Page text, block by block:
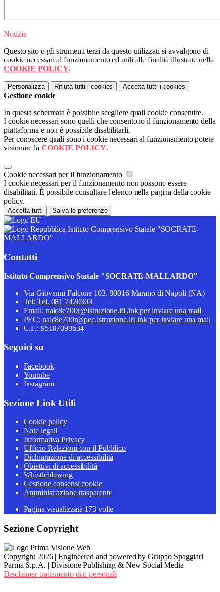
Notizie
Questo sito o gli strumenti terzi da questo utilizzati si avvalgono di
cookie necessari al funzionamento ed utili alle finalità illustrate nella
COOKIE POLICY.
Personalizza Rifiuta tutti i cookies Accetta tutti i cookies
Gestione cookie
In questa schermata è possibile scegliere quali cookie consentire.
I cookie necessari sono quelli che consentono il funzionamento della
piattaforma e non è possibile disabilitarli.
Per conoscere quali sono i cookie necessari al funzionamento potete
visionare la COOKIE POLICY.
Cookie necessari per il funzionamento
I cookie necessari per il funzionamento non possono essere
disabilitati. È possibile consultare l'elenco nella pagina della cookie
policy.
Accetta tutti Salva le preferenze
Istituto Comprensivo Statale "SOCRATE-
MALLARDO"
Contatti
Istituto Comprensivo Statale "SOCRATE-MALLARDO"
Via Giovanni Falcone 103, 80016 Marano di Napoli (NA)
Tel: Tel. 081 7420303
Email: naic8e700r@istruzione.itLink per inviare una mail
PEC: naic8e700r@pec.istruzione.itLink per inviare una mail
C.F.: 95187090634
Seguici su
Facebook
Youtube
Instagram
Sezione Link Utili
Cookie policy
Note legali
Informativa Privacy
Ufficio Relazioni con il Pubblico
Dichiarazione di accessibilità
Obiettivi di accessibilità
Whistleblowing
Gestione consensi cookie
Amministrazione trasparente
Pagina visualizzata 173 volte
Sezione Copyright
Copyright 2026 | Engineered and powered by Gruppo Spaggiari
Parma S.p.A. | Divisione Publishing & New Social Media
Disclaimer trattamento dati personali